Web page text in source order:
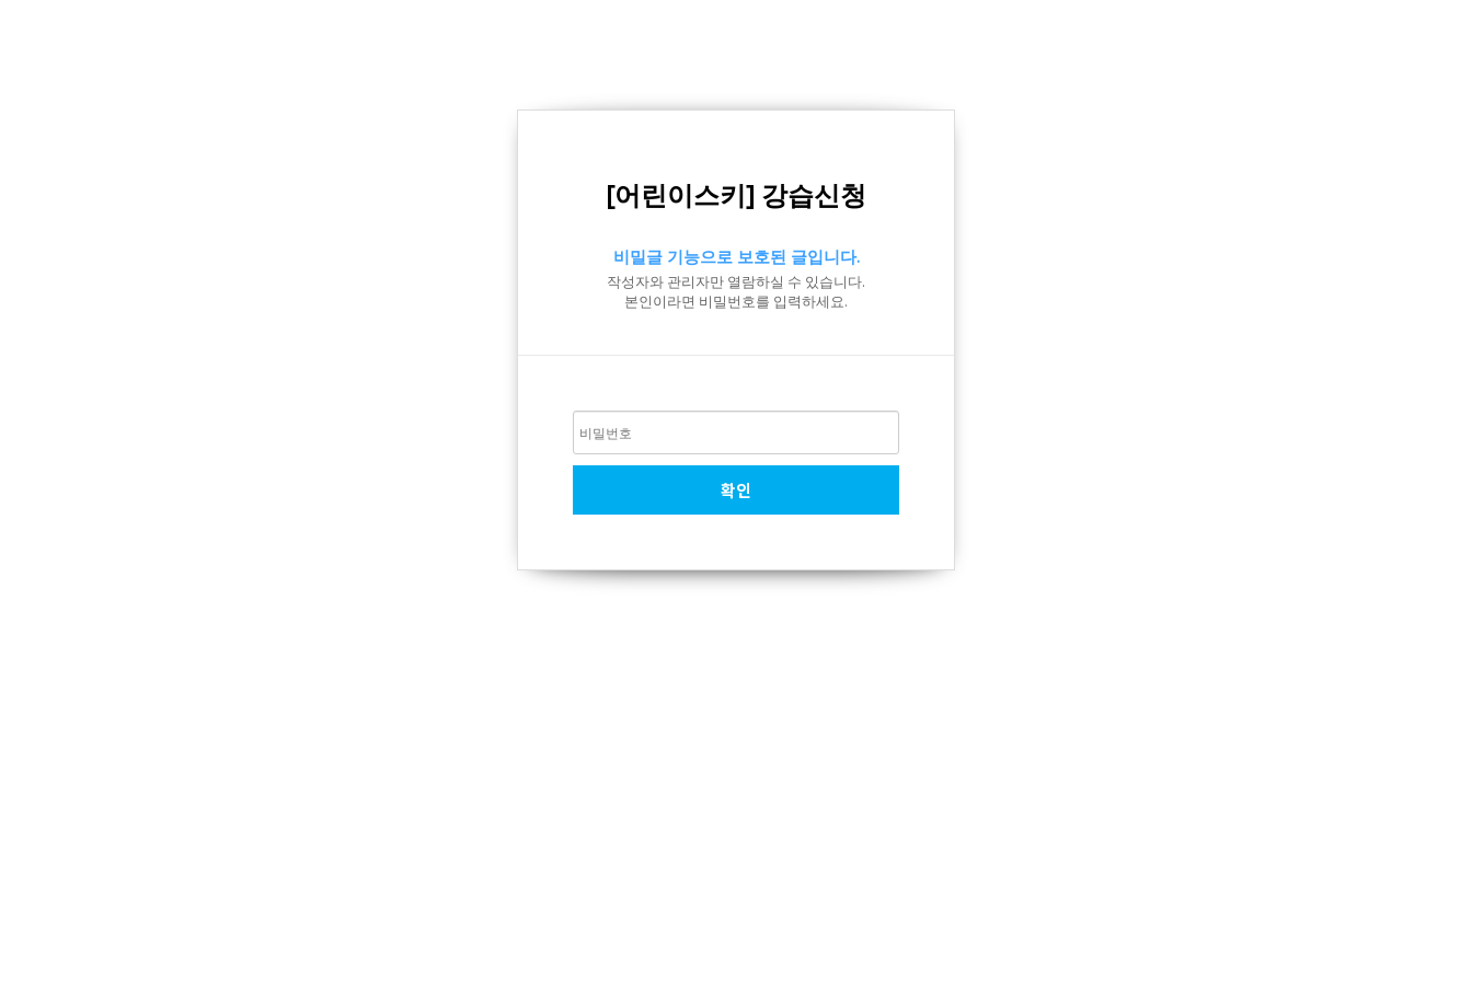
[어린이스키] 강습신청
비밀글 기능으로 보호된 글입니다.
작성자와 관리자만 열람하실 수 있습니다.
본인이라면 비밀번호를 입력하세요.